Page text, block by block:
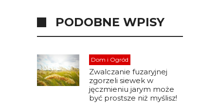
PODOBNE WPISY
Dom i Ogród
Zwalczanie fuzaryjnej
zgorzeli siewek w
jęczmieniu jarym może
być prostsze niż myślisz!